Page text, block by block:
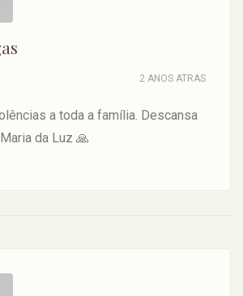
2 ANOS ATRAS
a toda a família. Descansa
da Luz 🙏